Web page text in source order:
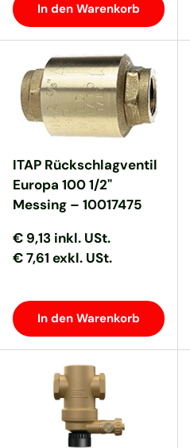
In den Warenkorb
ITAP Rückschlagventil
Europa 100 1/2"
Messing – 10017475
Normaler Preis
Normaler Preis
€ 9,13 inkl. USt.
€ 7,61 exkl. USt.
In den Warenkorb